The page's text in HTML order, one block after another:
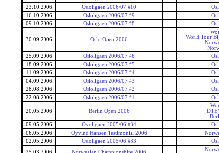
23.10.2006
Osloligaen 2006/07 #10
16.10.2006
Osloligaen 2006/07 #9
09.10.2006
Osloligaen 2006/07 #8
30.09.2006 Oslo Open 2006
World Tour
25.09.2006
Osloligaen 2006/07 #6
18.09.2006
Osloligaen 2006/07 #5
11.09.2006
Osloligaen 2006/07 #4
04.09.2006
Osloligaen 2006/07 #3
28.08.2006
Osloligaen 2006/07 #2
22.08.2006
Osloligaen 2006/07 #1
20.05.2006 Berlin Open 2006
09.05.2006
Osloligaen 2005/06 #34
06.05.2006
Oyvind Hansen Testimonial 2006
02.05.2006
Osloligaen 2005/06 #33
25.03.2006
Norwegian Championships 2006